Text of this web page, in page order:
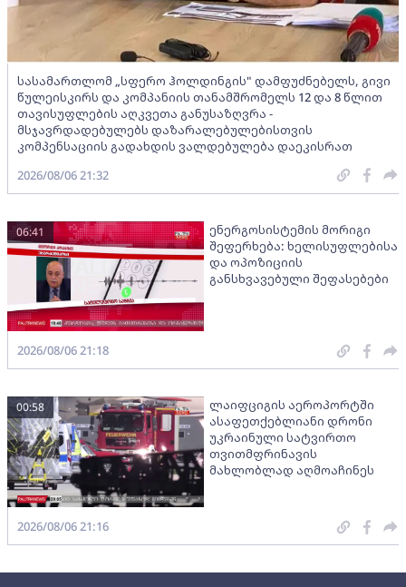
სასამართლომ „სფერო ჰოლდინგის" დამფუძნებელს, გივი
წულეისკირს და კომპანიის თანამშრომელს 12 და 8 წლით
თავისუფლების აღკვეთა განუსაზღვრა -
მსჯავრდადებულებს დაზარალებულებისთვის
კომპენსაციის გადახდის ვალდებულება დაეკისრათ
2026/08/06 21:32
ენერგოსისტემის მორიგი
შეფერხება: ხელისუფლებისა
და ოპოზიციის
განსხვავებული შეფასებები
06:41
2026/08/06 21:18
ლაიფციგის აეროპორტში
ასაფეთქებლიანი დრონი
უკრაინული სატვირთო
თვითმფრინავის
მახლობლად აღმოაჩინეს
00:58
2026/08/06 21:16